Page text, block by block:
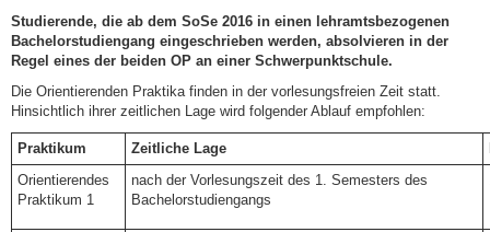
Studierende, die ab dem SoSe 2016 in einen lehramtsbezogenen
Bachelorstudiengang eingeschrieben werden, absolvieren in der
Regel eines der beiden OP an einer Schwerpunktschule.
Die Orientierenden Praktika finden in der vorlesungsfreien Zeit statt.
Hinsichtlich ihrer zeitlichen Lage wird folgender Ablauf empfohlen:
Praktikum Zeitliche Lage
Orientierendes
Praktikum 1
nach der Vorlesungszeit des 1. Semesters des
Bachelorstudiengangs